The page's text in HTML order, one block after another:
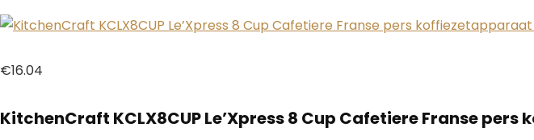
€16.04
KitchenCraft KCLX8CUP Le’Xpress 8 Cup Cafetiere Franse